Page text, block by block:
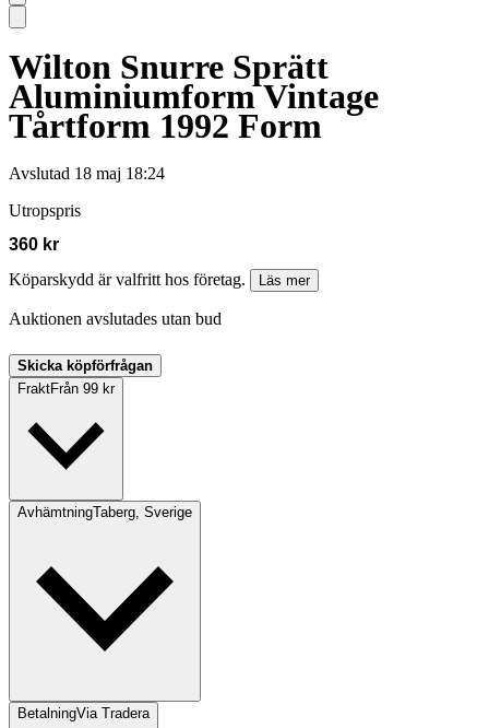
Wilton Snurre Sprätt
Aluminiumform Vintage
Tårtform 1992 Form
Avslutad 18 maj 18:24
Utropspris
360 kr
Köparskydd är valfritt hos företag.
Läs mer
Auktionen avslutades utan bud
Skicka köpförfrågan
FraktFrån 99 kr
AvhämtningTaberg, Sverige
BetalningVia Tradera